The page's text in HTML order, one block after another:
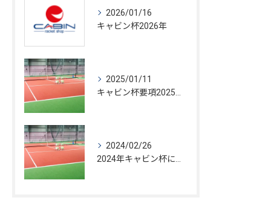
2026/01/16
キャビン杯2026年
2025/01/11
2024/02/26